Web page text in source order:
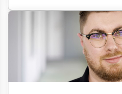
gehören
Privatkunde
Geschäftskunde